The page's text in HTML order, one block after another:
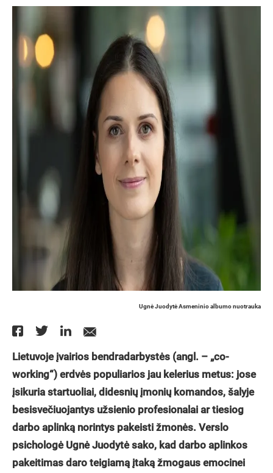
Ugnė Juodytė Asmeninio albumo nuotrauka
Lietuvoje įvairios bendradarbystės (angl. – „co-
working“) erdvės populiarios jau kelerius metus: jose
įsikuria startuoliai, didesnių įmonių komandos, šalyje
besisvečiuojantys užsienio profesionalai ar tiesiog
darbo aplinką norintys pakeisti žmonės. Verslo
psichologė Ugnė Juodytė sako, kad darbo aplinkos
pakeitimas daro teigiamą įtaką žmogaus emocinei